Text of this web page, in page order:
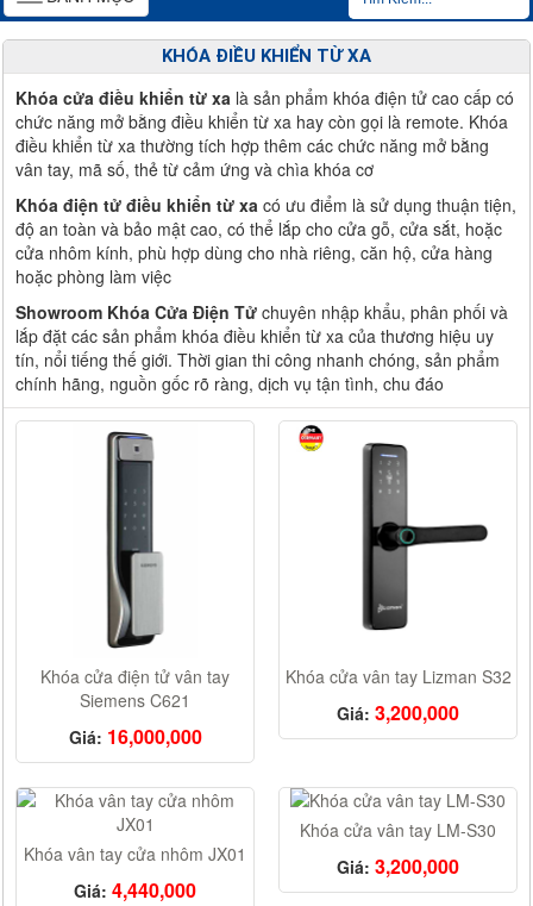
navigation
KHÓA ĐIỀU KHIỂN TỪ XA
Khóa cửa điều khiển từ xa là sản phẩm khóa điện tử cao cấp có
chức năng mở bằng điều khiển từ xa hay còn gọi là remote. Khóa
điều khiển từ xa thường tích hợp thêm các chức năng mở bằng
vân tay, mã số, thẻ từ cảm ứng và chìa khóa cơ
Khóa điện tử điều khiển từ xa có ưu điểm là sử dụng thuận tiện,
độ an toàn và bảo mật cao, có thể lắp cho cửa gỗ, cửa sắt, hoặc
cửa nhôm kính, phù hợp dùng cho nhà riêng, căn hộ, cửa hàng
hoặc phòng làm việc
Showroom Khóa Cửa Điện Tử chuyên nhập khẩu, phân phối và
lắp đặt các sản phẩm khóa điều khiển từ xa của thương hiệu uy
tín, nổi tiếng thế giới. Thời gian thi công nhanh chóng, sản phẩm
chính hãng, nguồn gốc rõ ràng, dịch vụ tận tình, chu đáo
Khóa cửa điện tử vân tay
Siemens C621
Giá: 16,000,000
Khóa cửa vân tay Lizman S32
Giá: 3,200,000
Khóa vân tay cửa nhôm JX01
Giá: 4,440,000
Khóa cửa vân tay LM-S30
Giá: 3,200,000